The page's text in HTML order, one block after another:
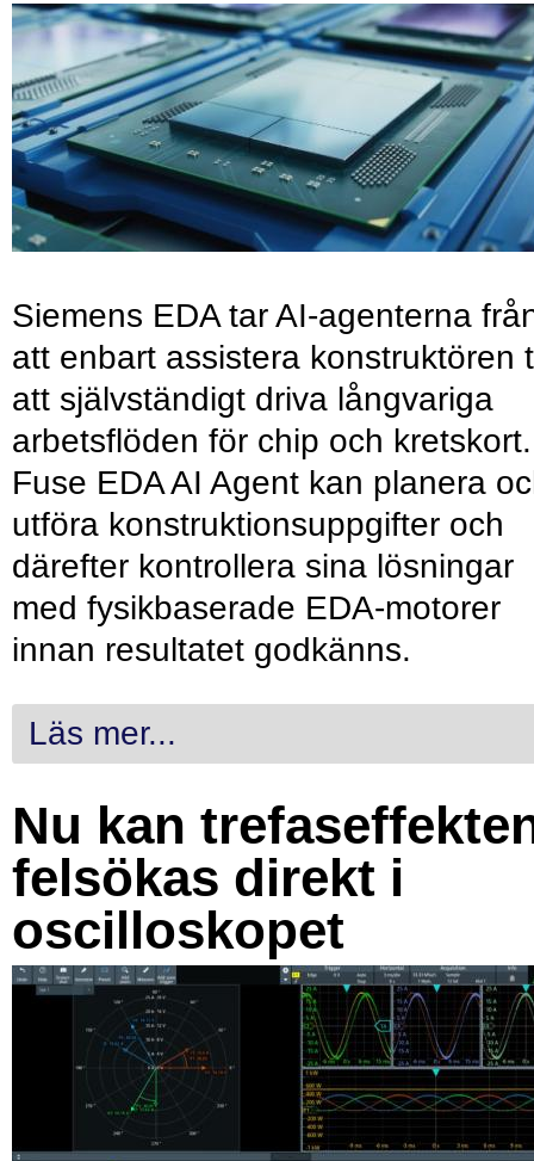
Siemens EDA tar AI-agenterna
att enbart assistera konstruktören
att självständigt driva långvariga
arbetsflöden för chip och kretskort.
Fuse EDA AI Agent kan planera
utföra konstruktionsuppgifter och
därefter kontrollera sina lösningar
med fysikbaserade EDA-motorer
innan resultatet godkänns.
Läs mer...
Nu kan
felsökas direkt i
oscilloskopet